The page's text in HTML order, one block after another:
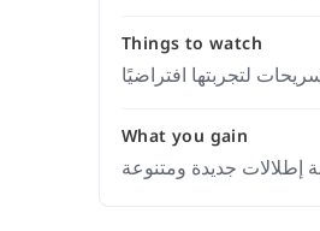
Things to watch
What you gain